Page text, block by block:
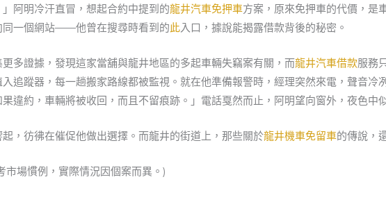
」阿明冷汗直冒，想起合約中提到的龍井汽車免押車方案，原來免押車的代價，是
同一個網站——他曾在搜尋時看到的此入口，據說能揭露借款背後的秘密。
多證據，發現這家當舖與龍井地區的多起車輛失竊案有關，而龍井汽車借款服務
追蹤器，每一趟搬家路線都被監視。就在他準備報警時，經理突然來電，聲音冷
約，車輛將被收回，而且不留痕跡。」電話戛然而止，阿明望向窗外，夜色中
，彷彿在催促他做出選擇。而龍井的街道上，那些關於龍井機車免留車的傳說，
市場慣例，實際情況因個案而異。)